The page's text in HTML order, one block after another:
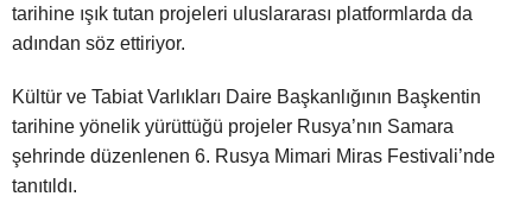
tarihine ışık tutan projeleri uluslararası platformlarda da
adından söz ettiriyor.
Kültür ve Tabiat Varlıkları Daire Başkanlığının Başkentin
tarihine yönelik yürüttüğü projeler Rusya’nın Samara
şehrinde düzenlenen 6. Rusya Mimari Miras Festivali’nde
tanıtıldı.